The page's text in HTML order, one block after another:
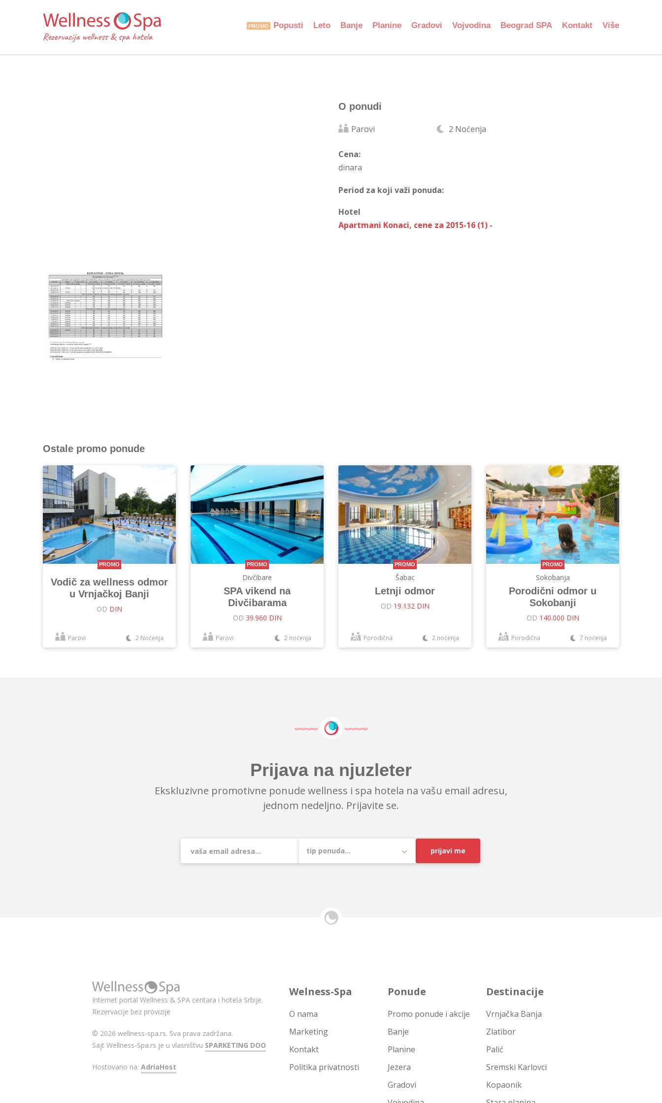
Popusti Leto Banje Planine Gradovi Vojvodina Beograd SPA Kontakt Više
O ponudi
Parovi 2 Noćenja
Cena:
dinara
Period za koji važi ponuda:
Hotel
Apartmani Konaci, cene za 2015-16 (1) -
Ostale promo ponude
PROMO
Vodič za wellness odmor
u Vrnjačkoj Banji
OD DIN
Parovi 2 Noćenja
PROMO
Divčibare
SPA vikend na
Divčibarama
OD 39.960 DIN
Parovi 2 noćenja
PROMO
Šabac
Letnji odmor
OD 19.132 DIN
Porodična 2 noćenja
PROMO
Sokobanja
Porodični odmor u
Sokobanji
OD 140.000 DIN
Porodična 7 noćenja
Prijava na njuzleter
Ekskluzivne promotivne ponude wellness i spa hotela na vašu email adresu,
jednom nedeljno. Prijavite se.
prijavi me
Internet portal Wellness & SPA centara i hotela Srbije.
Rezervacije bez provizije
© 2026 wellness-spa.rs. Sva prava zadržana.
Sajt Wellness-Spa.rs je u vlasništvu SPARKETING DOO
Hostovano na: AdriaHost
Welness-Spa
O nama
Marketing
Kontakt
Politika privatnosti
Ponude
Promo ponude i akcije
Banje
Planine
Jezera
Gradovi
Destinacije
Vrnjačka Banja
Zlatibor
Palić
Sremski Karlovci
Kopaonik